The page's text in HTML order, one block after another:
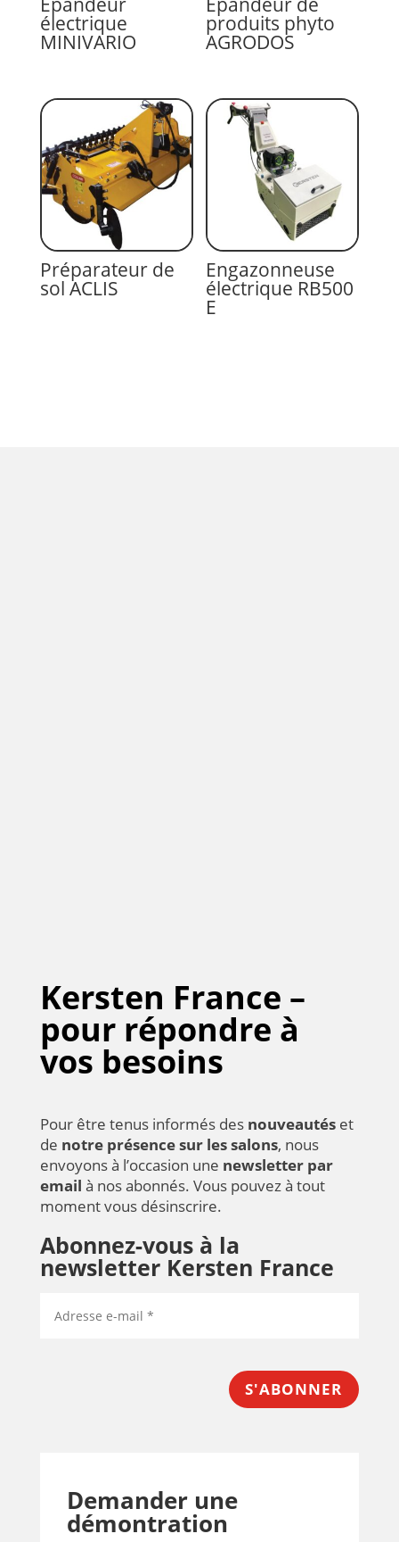
électrique
MINIVARIO
produits phyto
AGRODOS
Préparateur de
sol ACLIS
Engazonneuse
électrique RB500
E
Kersten France –
pour répondre à
vos besoins
Pour être tenus informés des nouveautéset
de notre présence sur les salons, nous
envoyons à l’occasion une newsletter par
email à nos abonnés. Vous pouvez à tout
moment vous désinscrire.
Abonnez-vous à la
newsletter Kersten France
S'ABONNER
Demander une
démontration